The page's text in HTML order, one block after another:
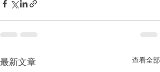
最新文章 查看全部